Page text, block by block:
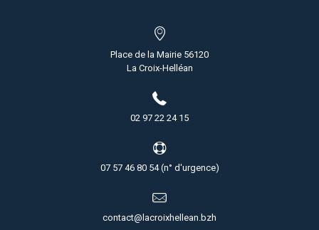
Place de la Mairie 56120
La Croix-Helléan
02 97 22 24 15
07 57 46 80 54 (n° d'urgence)
contact@lacroixhellean.bzh